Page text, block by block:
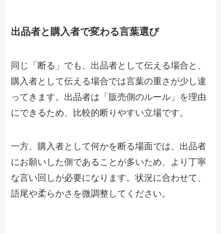
出品者と購入者で変わる言葉選び
同じ「断る」でも、出品者として伝える場合と、
購入者として伝える場合では言葉の重さが少し違
ってきます。出品者は「販売側のルール」を理由
にできるため、比較的断りやすい立場です。
一方、購入者として何かを断る場面では、出品者
にお願いした側であることが多いため、より丁寧
な言い回しが必要になります。状況に合わせて、
語尾や柔らかさを微調整してください。